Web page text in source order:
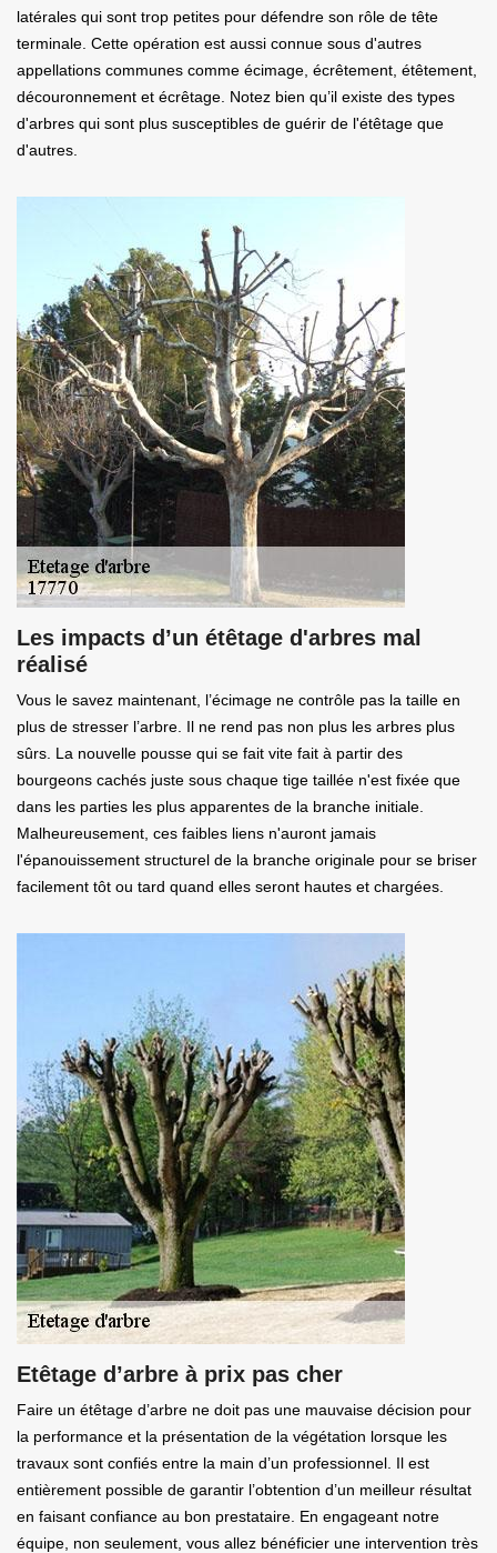
latérales qui sont trop petites pour défendre son rôle de tête
terminale. Cette opération est aussi connue sous d'autres
appellations communes comme écimage, écrêtement, étêtement,
découronnement et écrêtage. Notez bien qu’il existe des types
d'arbres qui sont plus susceptibles de guérir de l'étêtage que
d'autres.
Les impacts d’un étêtage d'arbres mal
réalisé
Vous le savez maintenant, l’écimage ne contrôle pas la taille en
plus de stresser l’arbre. Il ne rend pas non plus les arbres plus
sûrs. La nouvelle pousse qui se fait vite fait à partir des
bourgeons cachés juste sous chaque tige taillée n'est fixée que
dans les parties les plus apparentes de la branche initiale.
Malheureusement, ces faibles liens n'auront jamais
l'épanouissement structurel de la branche originale pour se briser
facilement tôt ou tard quand elles seront hautes et chargées.
Etêtage d’arbre à prix pas cher
Faire un étêtage d’arbre ne doit pas une mauvaise décision pour
la performance et la présentation de la végétation lorsque les
travaux sont confiés entre la main d’un professionnel. Il est
entièrement possible de garantir l’obtention d’un meilleur résultat
en faisant confiance au bon prestataire. En engageant notre
équipe, non seulement, vous allez bénéficier une intervention très